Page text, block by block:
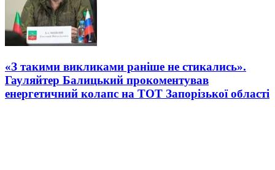
«З такими викликами раніше не стикались».
Гауляйтер Балицький прокоментував
енергетичний колапс на ТОТ Запорізької області